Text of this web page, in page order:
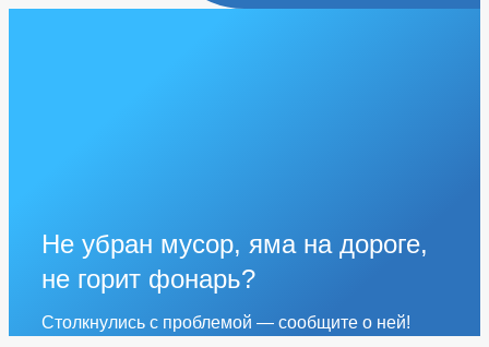
Не убран мусор, яма на дороге,
не горит фонарь?
Столкнулись с проблемой — сообщите о ней!